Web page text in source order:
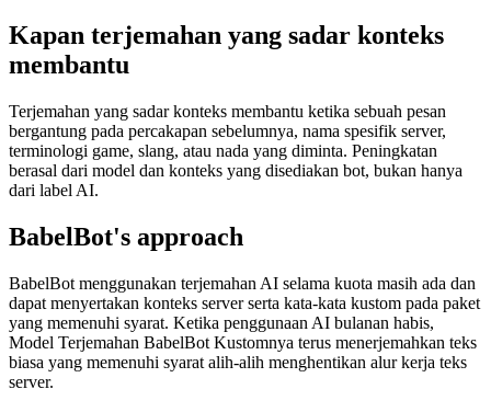
Kapan terjemahan yang sadar konteks
membantu
Terjemahan yang sadar konteks membantu ketika sebuah pesan
bergantung pada percakapan sebelumnya, nama spesifik server,
terminologi game, slang, atau nada yang diminta. Peningkatan
berasal dari model dan konteks yang disediakan bot, bukan hanya
dari label AI.
BabelBot's approach
BabelBot menggunakan terjemahan AI selama kuota masih ada dan
dapat menyertakan konteks server serta kata-kata kustom pada paket
yang memenuhi syarat. Ketika penggunaan AI bulanan habis,
Model Terjemahan BabelBot Kustomnya terus menerjemahkan teks
biasa yang memenuhi syarat alih-alih menghentikan alur kerja teks
server.